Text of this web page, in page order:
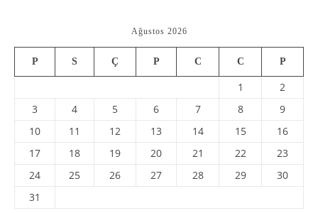
Ağustos 2026
P S Ç P C C P
1
2
3
4 5 6 7 8
9
10
11 12 13 14 15
16
17
18 19 20 21 22
23
24
25 26 27 28 29
30
31